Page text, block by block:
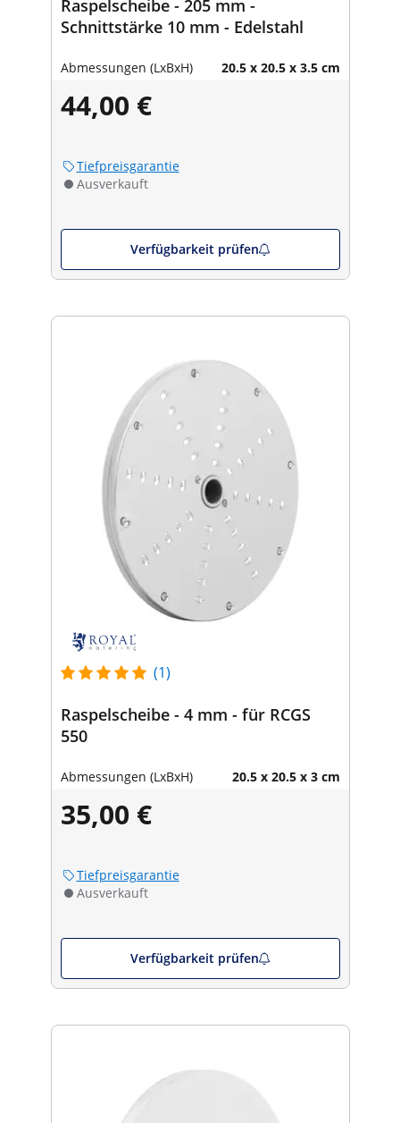
Raspelscheibe - 205 mm -
Schnittstärke 10 mm - Edelstahl
Abmessungen (LxBxH) 20.5 x 20.5 x 3.5 cm
44,00 €
Tiefpreisgarantie
Ausverkauft
Verfügbarkeit prüfen
(1)
Raspelscheibe - 4 mm - für RCGS
550
Abmessungen (LxBxH) 20.5 x 20.5 x 3 cm
35,00 €
Tiefpreisgarantie
Ausverkauft
Verfügbarkeit prüfen